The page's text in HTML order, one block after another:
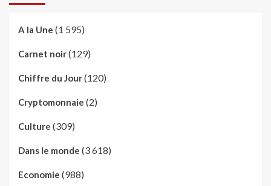
A la Une (1 595)
Carnet noir(129)
Chiffre du Jour(120)
Cryptomonnaie (2)
Culture (309)
Dans le monde (3 618)
Economie (988)